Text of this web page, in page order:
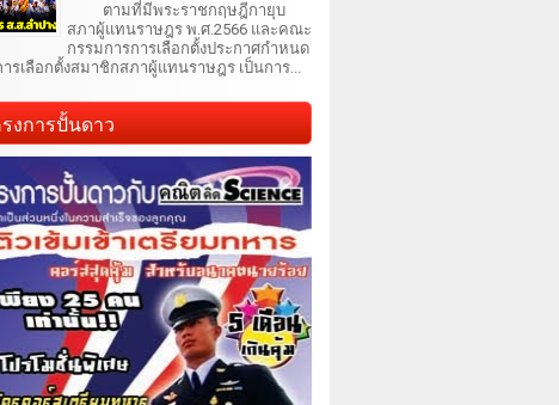
ตามที่มีพระราชกฤษฎีกายุบ
สภาผู้แทนราษฎร พ.ศ.2566 และคณะ
กรรมการการเลือกตั้งประกาศกำหนด
รเลือกตั้งสมาชิกสภาผู้แทนราษฎร เป็นการ...
งการปั้นดาว